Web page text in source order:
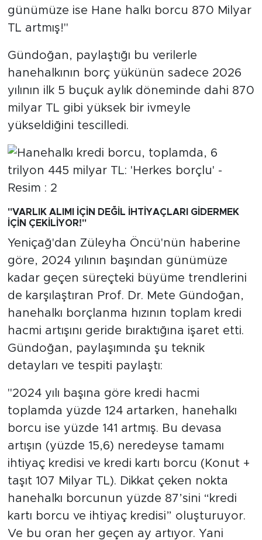
günümüze ise Hane halkı borcu 870 Milyar
TL artmış!"
Gündoğan, paylaştığı bu verilerle
hanehalkının borç yükünün sadece 2026
yılının ilk 5 buçuk aylık döneminde dahi 870
milyar TL gibi yüksek bir ivmeyle
yükseldiğini tescilledi.
"VARLIK ALIMI İÇİN DEĞİL İHTİYAÇLARI GİDERMEK
İÇİN ÇEKİLİYOR!"
Yeniçağ'dan Züleyha Öncü'nün haberine
göre, 2024 yılının başından günümüze
kadar geçen süreçteki büyüme trendlerini
de karşılaştıran Prof. Dr. Mete Gündoğan,
hanehalkı borçlanma hızının toplam kredi
hacmi artışını geride bıraktığına işaret etti.
Gündoğan, paylaşımında şu teknik
detayları ve tespiti paylaştı:
"2024 yılı başına göre kredi hacmi
toplamda yüzde 124 artarken, hanehalkı
borcu ise yüzde 141 artmış. Bu devasa
artışın (yüzde 15,6) neredeyse tamamı
ihtiyaç kredisi ve kredi kartı borcu (Konut +
taşıt 107 Milyar TL). Dikkat çeken nokta
hanehalkı borcunun yüzde 87’sini “kredi
kartı borcu ve ihtiyaç kredisi” oluşturuyor.
Ve bu oran her geçen ay artıyor. Yani